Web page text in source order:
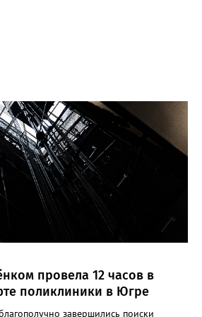
потолок и замена дверного
составила всего 4 кв.м.
большинство этих происшествий
— человеческий фактор или
Регулярная проверка
за кухонной техникой и наличие
могут предотвратить беду.
быть внимательнее к
в своих домах. Фото:
провела 12 часов в
поликлиники в Югре
завершились поиски